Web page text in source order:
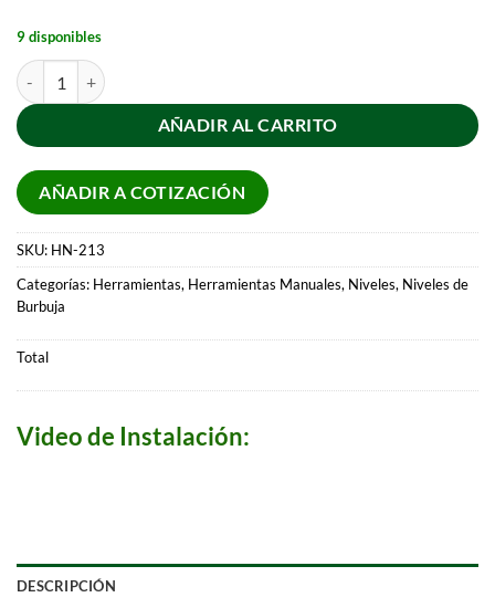
9 disponibles
AÑADIR AL CARRITO
AÑADIR A COTIZACIÓN
SKU: HN-213
Categorías: Herramientas, Herramientas Manuales, Niveles, Niveles de
Burbuja
Total
Video de Instalación:
DESCRIPCIÓN